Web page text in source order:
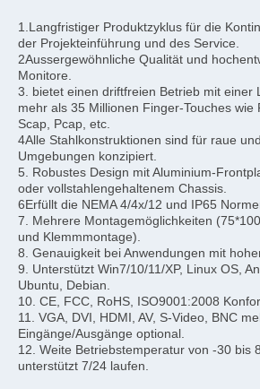
1.Langfristiger Produktzyklus für die
der Projekteinführung und des Service.
2Aussergewöhnliche Qualität und
Monitore.
3. bietet einen driftfreien Betrieb mit einer
mehr als 35 Millionen Finger-Touches wie
Scap, Pcap, etc.
4Alle Stahlkonstruktionen sind für raue
Umgebungen konzipiert.
5. Robustes Design mit Aluminium-
oder vollstahlengehaltenem Chassis.
6Erfüllt die NEMA 4/4x/12 und IP65
7. Mehrere Montagemöglichkeiten
und Klemmmontage).
8. Genauigkeit bei Anwendungen mit
9. Unterstützt Win7/10/11/XP, Linux OS,
Ubuntu, Debian.
10. CE, FCC, RoHS, ISO9001:2008
11. VGA, DVI, HDMI, AV, S-Video, BNC
Eingänge/Ausgänge optional.
12. Weite Betriebstemperatur von -30 bis
unterstützt 7/24 laufen.